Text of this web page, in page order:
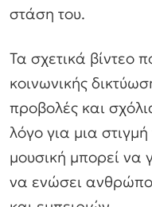
στάση του.
Τα σχετικά βίντεο
κοινωνικής
προβολές και
λόγο για μια
μουσική μπορεί να
να ενώσει